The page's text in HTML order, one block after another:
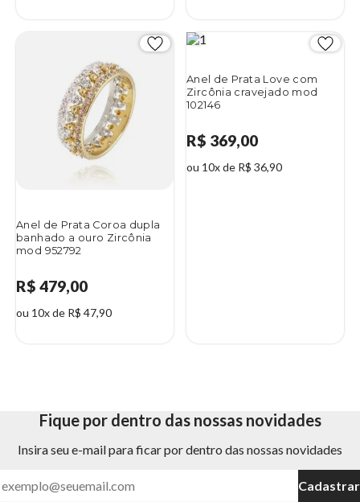
Anel de Prata Coroa dupla
banhado a ouro Zircônia
mod 952792
R$ 479,00
ou 10x de R$ 47,90
Anel de Prata Love com
Zircônia cravejado mod
102146
R$ 369,00
ou 10x de R$ 36,90
Fique por dentro das nossas novidades
Insira seu e-mail para ficar por dentro das nossas novidades
Cadastrar